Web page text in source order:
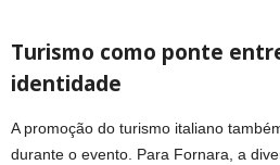
Turismo como ponte
identidade
A promoção do turismo italiano
durante o evento. Para Fornara, a